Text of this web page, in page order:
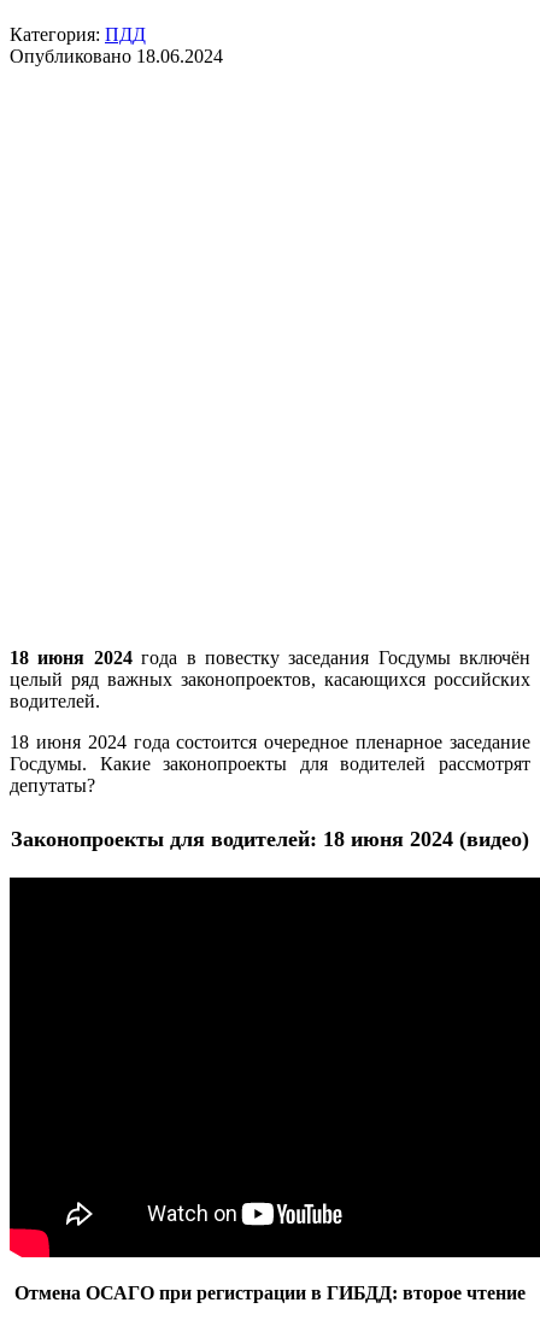
Категория: ПДД
Опубликовано 18.06.2024
18 июня 2024года в повестку заседания Госдумы включён
целый ряд важных законопроектов, касающихся российских
водителей.
18 июня 2024 года состоится очередное пленарное заседание
Госдумы. Какие законопроекты для водителей рассмотрят
депутаты?
Законопроекты для водителей: 18 июня 2024 (видео)
Отмена ОСАГО при регистрации в ГИБДД: второе чтение